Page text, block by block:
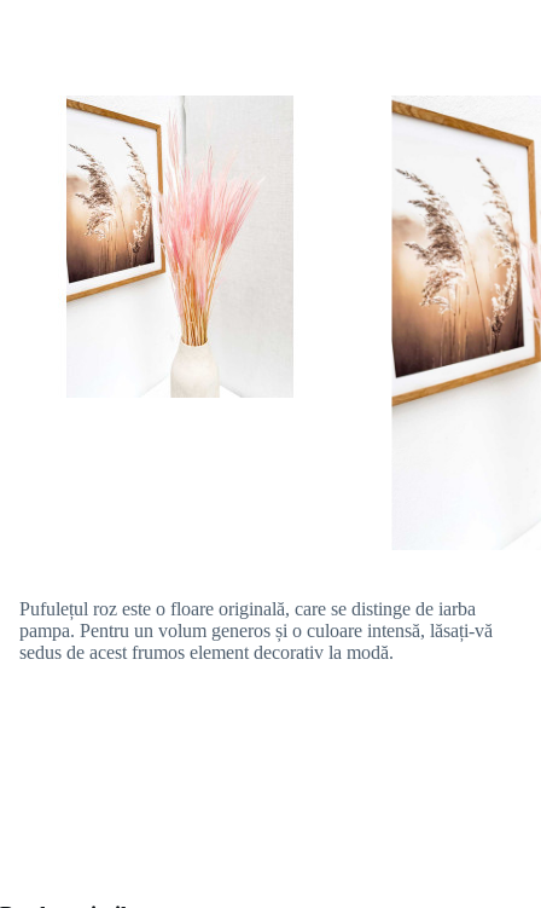
Pufulețul roz este o floare originală, care se distinge de iarba
pampa. Pentru un volum generos și o culoare intensă, lăsați-vă
sedus de acest frumos element decorativ la modă.